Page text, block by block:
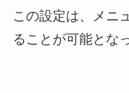
この設定は、メニ
ることが可能とな